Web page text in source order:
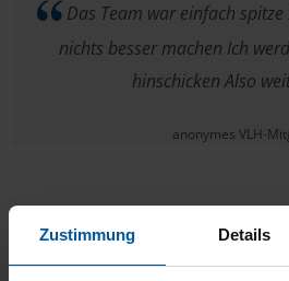
Zustimmung Details
Das Team war einfach
nichts besser machen Ich
hinschicken Also
anonymes VLH-
Alles perfekt, lasse es weiterhin